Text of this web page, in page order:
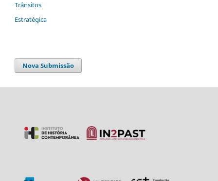
Trânsitos
Estratégica
Nova Submissão